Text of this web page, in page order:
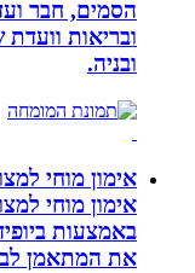
הסמים, חבר ועדת
ובריאות וועדת
ובניה.
אימון מוחי למצוינות
אימון מוחי
את המתאמן